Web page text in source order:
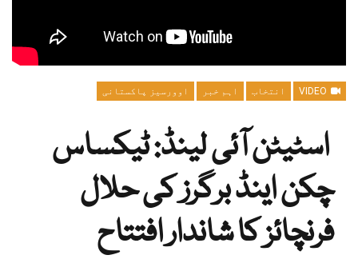
انتخاب اہم خبر اوورسیز پاکستانی
اسٹیٹن آئی لینڈ: ٹیکساس
چکن اینڈ برگرز کی حلال
فرنچائز کا شاندار افتتاح